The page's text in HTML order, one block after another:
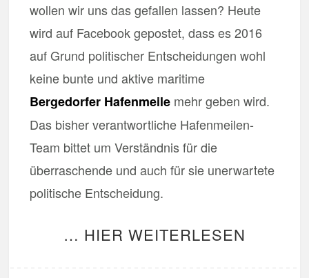
wollen wir uns das gefallen lassen? Heute
wird auf Facebook gepostet, dass es 2016
auf Grund politischer Entscheidungen wohl
keine bunte und aktive maritime
Bergedorfer Hafenmeile mehr geben wird.
Das bisher verantwortliche Hafenmeilen-
Team bittet um Verständnis für die
überraschende und auch für sie unerwartete
politische Entscheidung.
… HIER WEITERLESEN